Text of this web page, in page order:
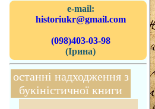
e-mail:
historiukr@gmail.com
(098)403-03-98
(Ірина)
останні надходження з
букіністичної книги